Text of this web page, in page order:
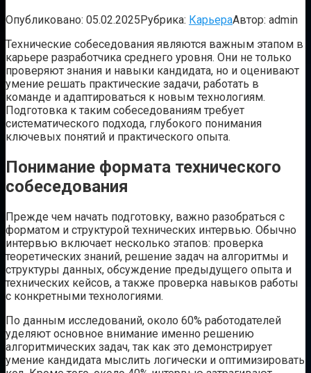
Опубликовано: 05.02.2025Рубрика: КарьераАвтор: admin
Технические собеседования являются важным этапом в
карьере разработчика среднего уровня. Они не только
проверяют знания и навыки кандидата, но и оценивают
умение решать практические задачи, работать в
команде и адаптироваться к новым технологиям.
Подготовка к таким собеседованиям требует
систематического подхода, глубокого понимания
ключевых понятий и практического опыта.
Понимание формата технического
собеседования
Прежде чем начать подготовку, важно разобраться с
форматом и структурой технических интервью. Обычно
интервью включает несколько этапов: проверка
теоретических знаний, решение задач на алгоритмы и
структуры данных, обсуждение предыдущего опыта и
технических кейсов, а также проверка навыков работы
с конкретными технологиями.
По данным исследований, около 60% работодателей
уделяют основное внимание именно решению
алгоритмических задач, так как это демонстрирует
умение кандидата мыслить логически и оптимизировать